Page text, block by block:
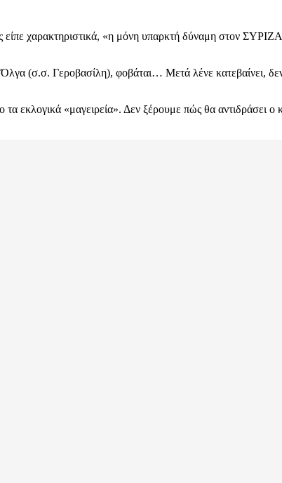
χαρακτηριστικά, «η μόνη υπαρκτή δύναμη στον
(σ.σ. Γεροβασίλη), φοβάται… Μετά λένε κατεβαίνει,
εκλογικά «μαγειρεία». Δεν ξέρουμε πώς θα αντιδράσει ο